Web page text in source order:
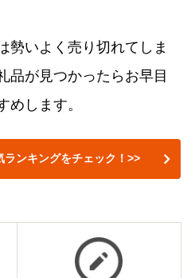
勢いよく売り切れてしま
品が見つかったらお早目
めします。
ランキングをチェック！>>